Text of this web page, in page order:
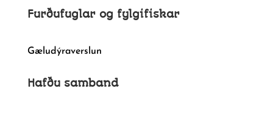
Furðufuglar og fylgifiskar
Gæludýraverslun
Hafðu samband